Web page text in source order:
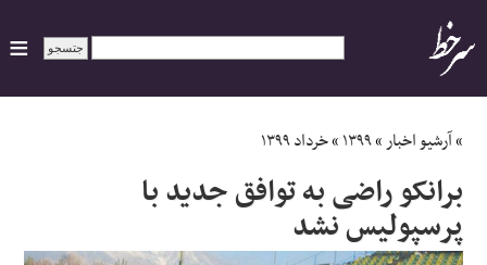
ایران
سیاسی
اقتصاد
»آرشیو اخبار»۱۳۹۹»خرداد ۱۳۹۹
برانکو راضی به توافق جدید با
پرسپولیس نشد